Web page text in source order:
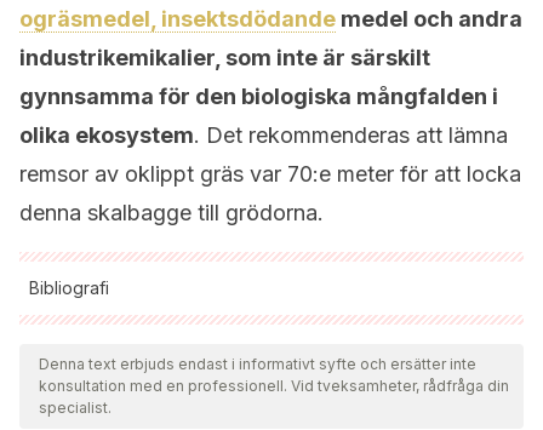
ogräsmedel, insektsdödande medel och andra
industrikemikalier, som inte är särskilt
gynnsamma för den biologiska mångfalden i
olika ekosystem. Det rekommenderas att lämna
remsor av oklippt gräs var 70:e meter för att locka
denna skalbagge till grödorna.
Bibliografi
Samtliga citerade källor har granskats noggrant av vårt team
för att säkerställa deras kvalitet, tillförlitlighet, aktualitet och
giltighet. Bibliografin för denna artikel ansågs vara tillförlitlig
Denna text erbjuds endast i informativt syfte och ersätter inte
konsultation med en professionell. Vid tveksamheter, rådfråga din
specialist.